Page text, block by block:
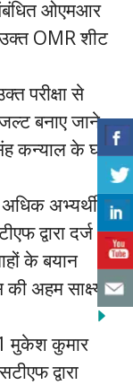
संबंधित ओएमआर
OMR शीट
परीक्षा से
बनाए जाने
कन्याल के घर
अभ्यर्थी
द्वारा दर्ज
के बयान
अहम साक्ष्य
1 मुकेश कुमार
द्वारा